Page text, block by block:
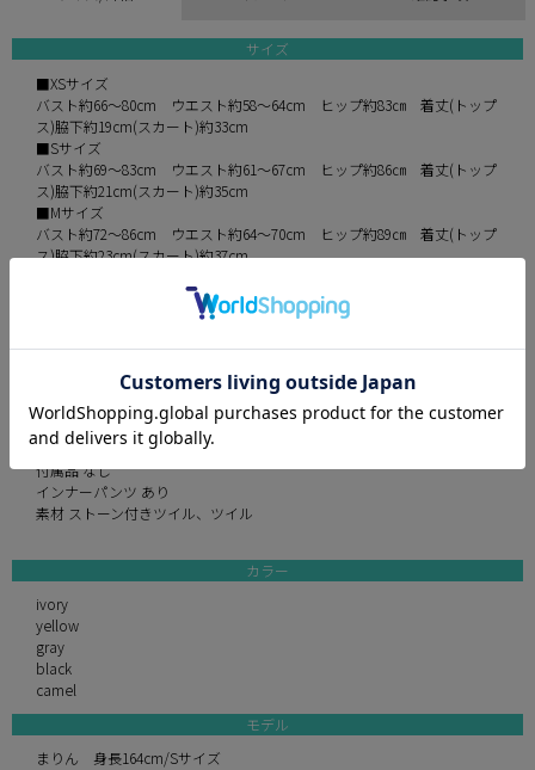
サイズ
■XSサイズ
バスト約66～80cm ウエスト約58～64cm ヒップ約83㎝ 着丈(トップ
ス)脇下約19cm(スカート)約33cm
■Sサイズ
バスト約69～83cm ウエスト約61～67cm ヒップ約86㎝ 着丈(トップ
ス)脇下約21cm(スカート)約35cm
■Mサイズ
バスト約72～86cm ウエスト約64～70cm ヒップ約89㎝ 着丈(トップ
ス)脇下約23cm(スカート)約37cm
※平置きでの実寸採寸のため、多少の誤差が生じる場合がございます。
伸縮性 少しあり
パット あり
裏地 あり
透け感 なし
付属品 なし
インナーパンツ あり
素材 ストーン付きツイル、ツイル
カラー
ivory
yellow
gray
black
camel
モデル
まりん 身長164cm/Sサイズ